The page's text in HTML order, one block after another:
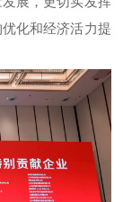
化和经济活力提